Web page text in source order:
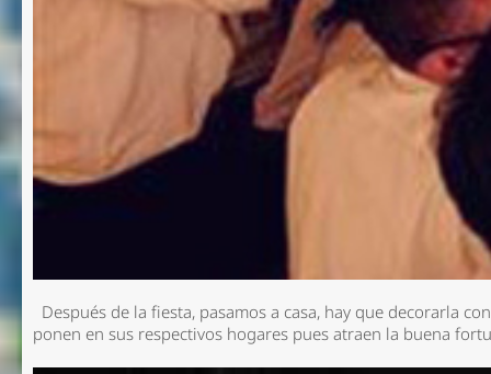
Después de la fiesta, pasamos a casa, hay que decorarla
ponen en sus respectivos hogares pues atraen la buena